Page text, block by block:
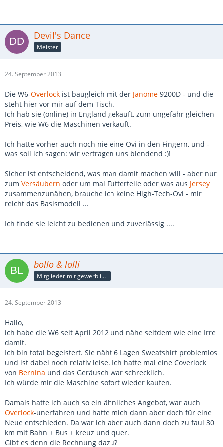
Devil's Dance
Meister
24. September 2013
Die W6-Overlock ist baugleich mit der Janome 9200D - und die
steht hier vor mir auf dem Tisch.
Ich hab sie (online) in England gekauft, zum ungefähr gleichen
Preis, wie W6 die Maschinen verkauft.
Ich hatte vorher auch noch nie eine Ovi in den Fingern, und -
was soll ich sagen: wir vertragen uns blendend :)!
Sicher ist entscheidend, was man damit machen will - aber nur
zum Versäubern oder um mal Futterteile oder was aus Jersey
zusammenzunähen, brauche ich keine High-Tech-Ovi - mir
reicht das Basismodell ...
Ich finde sie leicht zu bedienen und zuverlässig ....
bollo & lolli
Mitglieder mit gewerblicher Verbindung, auch als Mitarbeiter/in
24. September 2013
Hallo,
ich habe die W6 seit April 2012 und nähe seitdem wie eine Irre
damit.
Ich bin total begeistert. Sie näht 6 Lagen Sweatshirt problemlos
und ist dabei noch relativ leise. Ich hatte mal eine Coverlock
von Bernina und das Geräusch war schrecklich.
Ich würde mir die Maschine sofort wieder kaufen.
Damals hatte ich auch so ein ähnliches Angebot, war auch
Overlock-unerfahren und hatte mich dann aber doch für eine
Neue entschieden. Da war ich aber auch dann doch zu faul 30
km mit Bahn + Bus + kreuz und quer.
Gibt es denn die Rechnung dazu?